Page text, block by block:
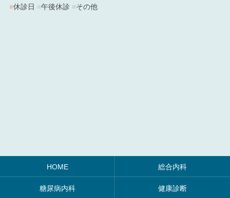
■休診日 ■午後休診 その他
HOME 総合内科
糖尿病内科 健康診断